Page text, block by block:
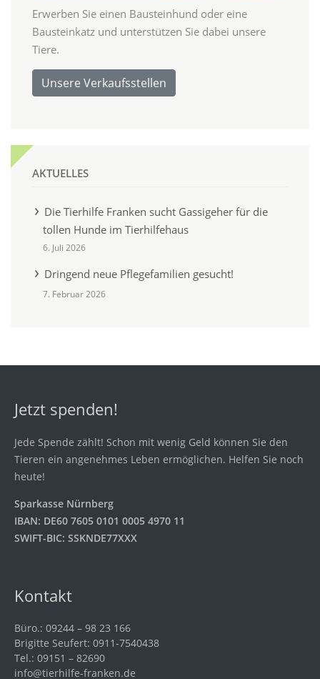
Erwerben Sie einen Bausteinhund oder eine
Bausteinkatz und unterstützen Sie dabei unsere
Tiere.
Unsere Verkaufsstellen
AKTUELLES
Die Tierhilfe Franken sucht Gassigeher für die
tollen Hunde im Tierhilfehaus
6. Juli 2026
Dringend neue Pflegefamilien gesucht!
7. Februar 2026
Jetzt spenden!
Jede Spende zählt! Schon mit wenig Geld können Sie den
Tieren ein angenehmes Leben ermöglichen. Helfen Sie noch
heute!
Sparkasse Nürnberg
IBAN: DE60 7605 0101 0005 4970 11
SWIFT-BIC: SSKNDE77XXX
Kontakt
Büro.: 09244 – 98 23 166
Brigitte Seufert: 0911-7540438
Tel.: 09151 – 82690
info@tierhilfe-franken.de